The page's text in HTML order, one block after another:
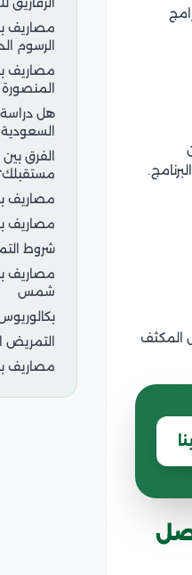
المكثف
مصاريف
الرسوم
مصاريف
المنصورة
هل
الفرق
مصاريف
مصاريف
شروط
مصاريف
شمس
مصاريف